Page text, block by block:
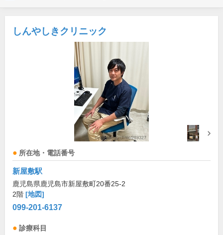
しんやしきクリニック
所在地・電話番号
新屋敷駅
鹿児島県鹿児島市新屋敷町20番25-2
2階 [地図]
099-201-6137
診療科目